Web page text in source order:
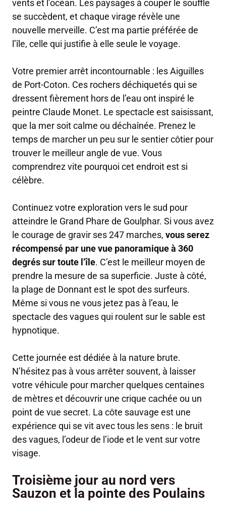
vents et l’océan. Les paysages à couper le souffle
se succèdent, et chaque virage révèle une
nouvelle merveille. C’est ma partie préférée de
l’île, celle qui justifie à elle seule le voyage.
Votre premier arrêt incontournable : les Aiguilles
de Port-Coton. Ces rochers déchiquetés qui se
dressent fièrement hors de l’eau ont inspiré le
peintre Claude Monet. Le spectacle est saisissant,
que la mer soit calme ou déchaînée. Prenez le
temps de marcher un peu sur le sentier côtier pour
trouver le meilleur angle de vue. Vous
comprendrez vite pourquoi cet endroit est si
célèbre.
Continuez votre exploration vers le sud pour
atteindre le Grand Phare de Goulphar. Si vous avez
le courage de gravir ses 247 marches, vous serez
récompensé par une vue panoramique à 360
degrés sur toute l’île. C’est le meilleur moyen de
prendre la mesure de sa superficie. Juste à côté,
la plage de Donnant est le spot des surfeurs.
Même si vous ne vous jetez pas à l’eau, le
spectacle des vagues qui roulent sur le sable est
hypnotique.
Cette journée est dédiée à la nature brute.
N’hésitez pas à vous arrêter souvent, à laisser
votre véhicule pour marcher quelques centaines
de mètres et découvrir une crique cachée ou un
point de vue secret. La côte sauvage est une
expérience qui se vit avec tous les sens : le bruit
des vagues, l’odeur de l’iode et le vent sur votre
visage.
Troisième jour au nord vers
Sauzon et la pointe des Poulains